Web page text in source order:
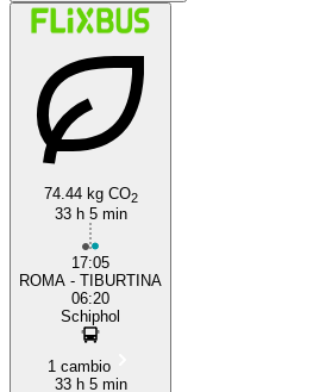
74.44 kg CO2
33 h 5 min
17:05
ROMA - TIBURTINA
06:20
Schiphol
1 cambio
33 h 5 min